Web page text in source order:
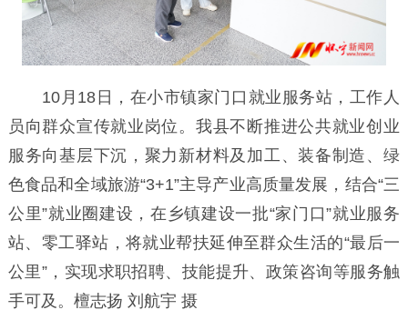
10月18日，在小市镇家门口就业服务站，工作人
员向群众宣传就业岗位。我县不断推进公共就业创业
服务向基层下沉，聚力新材料及加工、装备制造、绿
色食品和全域旅游“3+1”主导产业高质量发展，结合“三
公里”就业圈建设，在乡镇建设一批“家门口”就业服务
站、零工驿站，将就业帮扶延伸至群众生活的“最后一
公里”，实现求职招聘、技能提升、政策咨询等服务触
手可及。檀志扬 刘航宇 摄